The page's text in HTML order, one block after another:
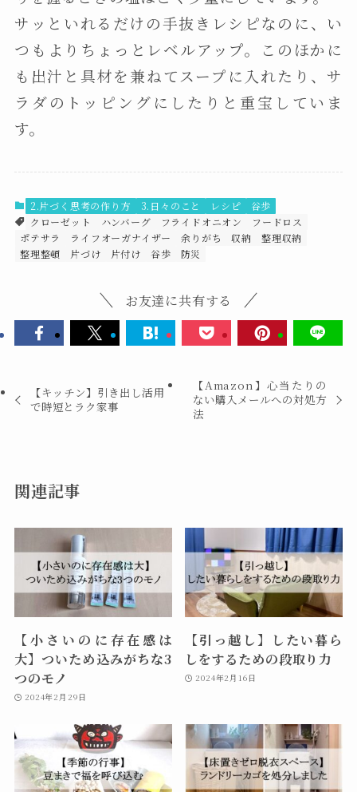
サッといれるだけの手抜きレシピなのに、い
つもよりちょっとレベルアップ。このほかに
も出汁と具材を兼ねてスープに入れたり、サ
ラダのトッピングにしたりと重宝していま
す。
2.片づく思考の作り方 3.日々のこと レシピ
谷歩
クローゼット
ハンバーグ フライドオニオン
フードロス
ポテサラ
ライフオーガナイザー 余りがち 収納
整理収納
整理整頓
片づけ 片付け 谷歩 防災
お友達に共有する
【キッチン】引き出し活用
で時短とラク家事
【Amazon】心当たりの
ない購入メールへの対処方
法
関連記事
【小さいのに存在感は
大】ついため込みがちな3
つのモノ
2024年2月29日
【引っ越し】したい暮ら
しをするための段取り力
2024年2月16日